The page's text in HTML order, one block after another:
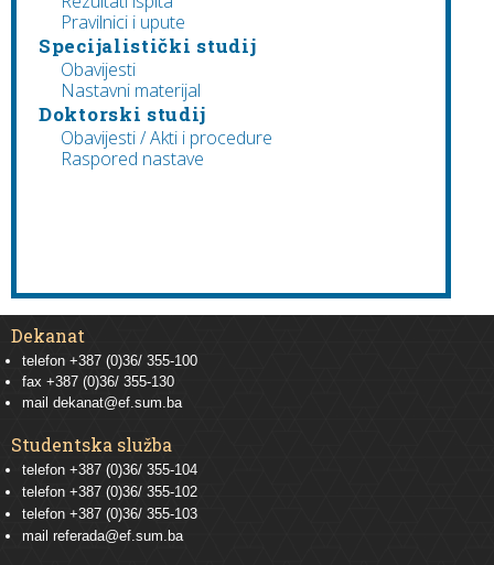
Pravilnici i upute
Specijalistički studij
Obavijesti
Nastavni materijal
Doktorski studij
Obavijesti / Akti i procedure
Raspored nastave
Dekanat
telefon +387 (0)36/ 355-100
fax +387 (0)36/ 355-130
mail dekanat@ef.sum.ba
Studentska služba
telefon +387 (0)36/ 355-104
telefon +387 (0)36/ 355-102
telefon +387 (0)36/ 355-103
mail referada@ef.sum.ba